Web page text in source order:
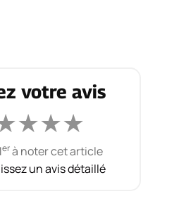
votre avis
★★★
erà noter cet article
un avis détaillé